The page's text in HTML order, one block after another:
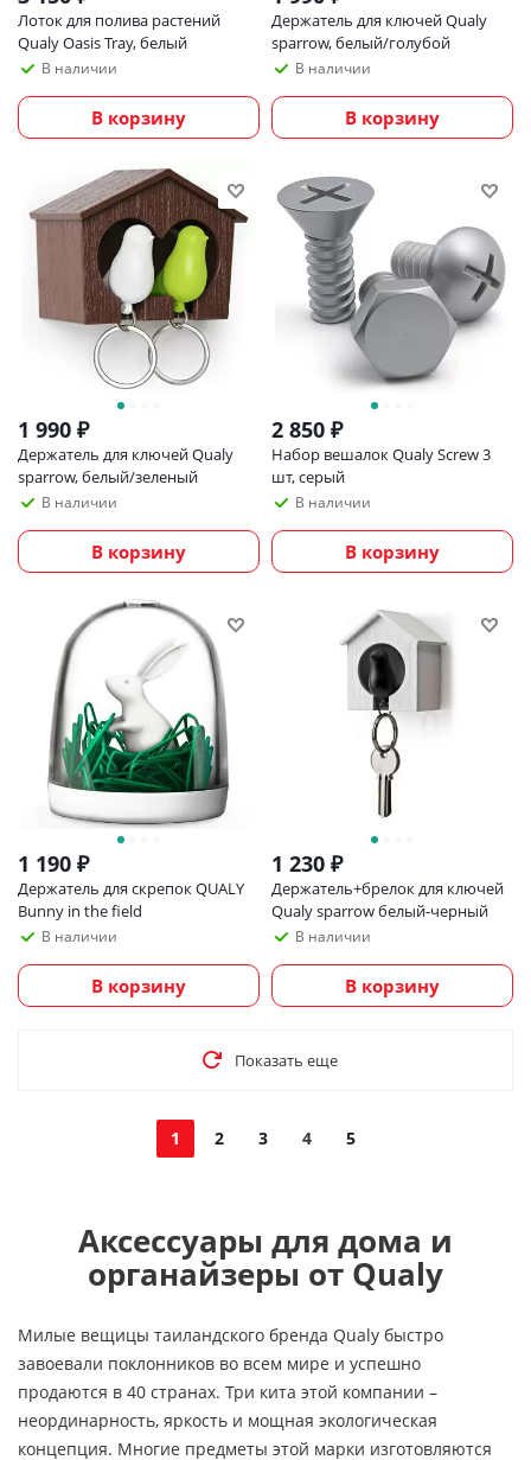
Лоток для полива растений
Qualy Oasis Tray, белый
В наличии
В корзину
Держатель для ключей Qualy
sparrow, белый/голубой
В наличии
В корзину
1 990 ₽
Держатель для ключей Qualy
sparrow, белый/зеленый
В наличии
В корзину
2 850 ₽
Набор вешалок Qualy Screw 3
шт, серый
В наличии
В корзину
1 190 ₽
Держатель для скрепок QUALY
Bunny in the field
В наличии
В корзину
1 230 ₽
Держатель+брелок для ключей
Qualy sparrow белый-черный
В наличии
В корзину
Показать еще
1 2 3 4 5
Аксессуары для дома и
органайзеры от Qualy
Милые вещицы таиландского бренда Qualy быстро
завоевали поклонников во всем мире и успешно
продаются в 40 странах. Три кита этой компании –
неординарность, яркость и мощная экологическая
концепция. Многие предметы этой марки изготовляются